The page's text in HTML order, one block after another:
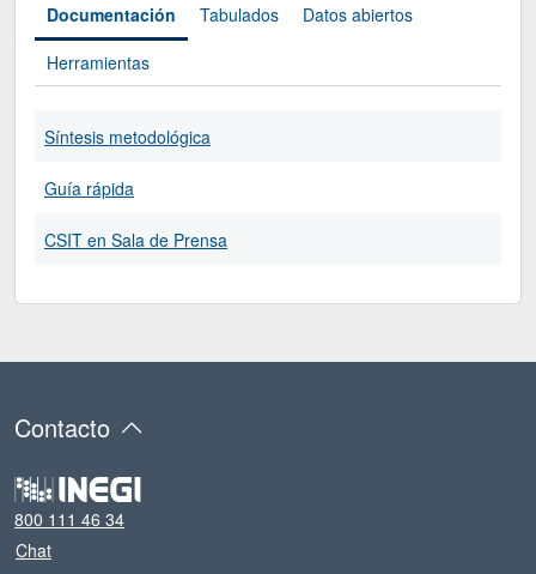
Documentación Tabulados
Datos abiertos
Herramientas
Síntesis metodológica
Guía rápida
CSIT en Sala de Prensa
Contacto
800 111 46 34
Chat